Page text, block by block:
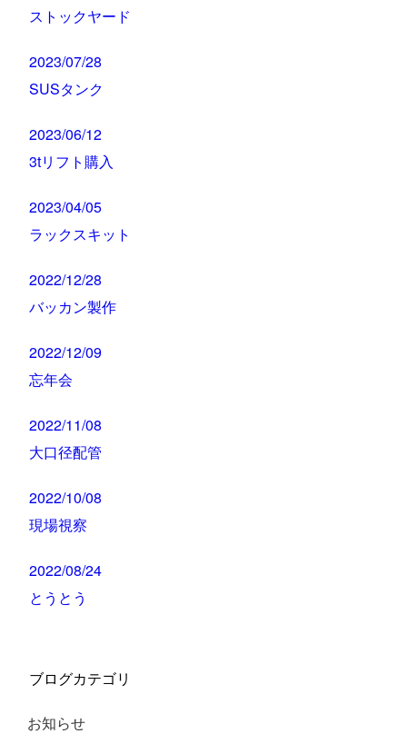
ストックヤード
2023/07/28
SUSタンク
2023/06/12
3tリフト購入
2023/04/05
ラックスキット
2022/12/28
バッカン製作
2022/12/09
忘年会
2022/11/08
大口径配管
2022/10/08
現場視察
2022/08/24
とうとう
ブログカテゴリ
お知らせ